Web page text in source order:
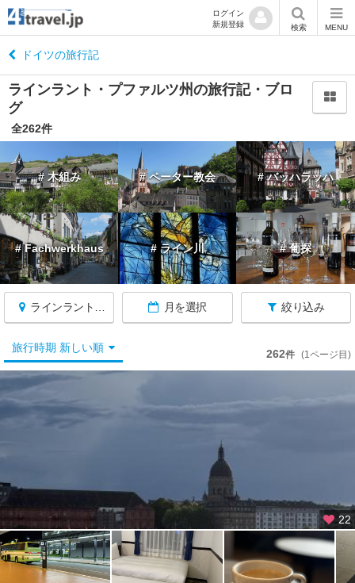
ログイン
新規登録
検索 MENU
ドイツの旅行記
ラインラント・プファルツ州の旅行記・ブロ
グ
全262件
# 木組み # ペーター教会 # バッハラッハ
# Fachwerkhaus # ライン川 # 葡探
ラインラント・プファルツ州月を選択 絞り込み
ド
イ
ツ
へ
戻
る
★
ケ
ル
ン
ト
ガ
ル
ト
旅行時期 新しい順 262件 (1ページ目)
22